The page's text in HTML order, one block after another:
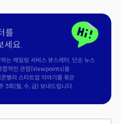
를
세요.
는 메일링 서비스 뷰스레터. 단순 뉴스
합적인 관점(Viewpoints)을
밸리 스타트업 이야기를 묶은
3회(월, 수, 금) 보내드립니다.